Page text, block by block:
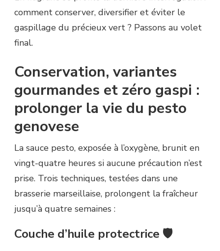
comment conserver, diversifier et éviter le
gaspillage du précieux vert ? Passons au volet
final.
Conservation, variantes
gourmandes et zéro gaspi :
prolonger la vie du pesto
genovese
La sauce pesto, exposée à l’oxygène, brunit en
vingt-quatre heures si aucune précaution n’est
prise. Trois techniques, testées dans une
brasserie marseillaise, prolongent la fraîcheur
jusqu’à quatre semaines :
Couche d’huile protectrice 🛡️